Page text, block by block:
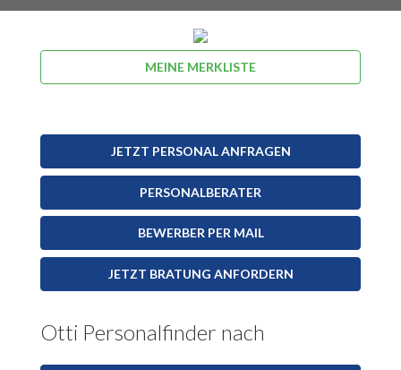
MEINE MERKLISTE
JETZT PERSONAL ANFRAGEN
PERSONALBERATER
BEWERBER PER MAIL
JETZT BRATUNG ANFORDERN
Otti Personalfinder nach